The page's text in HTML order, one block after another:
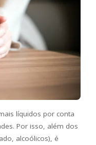
líquidos por conta
Por isso, além dos
alcoólicos), é